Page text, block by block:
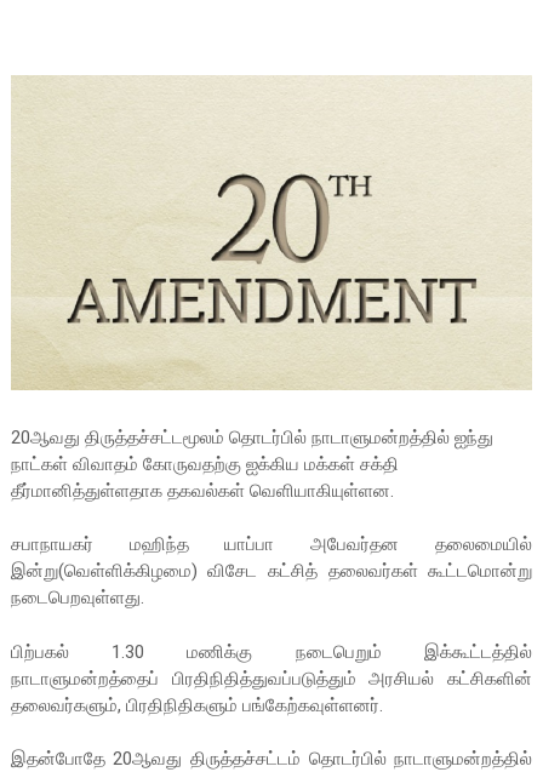
20ஆவது திருத்தச்சட்டமூலம் தொடர்பில் நாடாளுமன்றத்தில் ஐந்து
நாட்கள் விவாதம் கோருவதற்கு ஐக்கிய மக்கள் சக்தி
தீர்மானித்துள்ளதாக தகவல்கள் வெளியாகியுள்ளன.
சபாநாயகர் மஹிந்த யாப்பா அபேவர்தன தலைமையில்
இன்று(வெள்ளிக்கிழமை) விசேட கட்சித் தலைவர்கள் கூட்டமொன்று
நடைபெறவுள்ளது.
பிற்பகல் 1.30 மணிக்கு நடைபெறும் இக்கூட்டத்தில்
நாடாளுமன்றத்தைப் பிரதிநிதித்துவப்படுத்தும் அரசியல் கட்சிகளின்
தலைவர்களும், பிரதிநிதிகளும் பங்கேற்கவுள்ளனர்.
இதன்போதே 20ஆவது திருத்தச்சட்டம் தொடர்பில் நாடாளுமன்றத்தில்